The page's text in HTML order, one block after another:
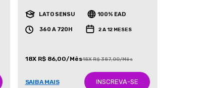
LATO SENSU 100% EAD
360 A 720H 2 A 12 MESES
18X R$ 86,00/Mês18X R$ 387,00/Mês
SAIBA MAIS INSCREVA-SE